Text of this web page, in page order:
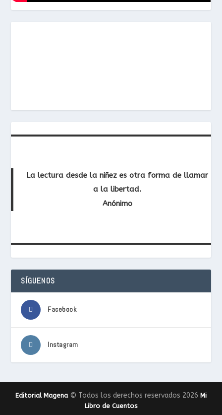
La lectura desde la niñez es otra forma de llamar
a la libertad.
Anónimo
SÍGUENOS
Facebook
Instagram
Editorial Magena© Todos los derechos reservados 2026 Mi
Libro de Cuentos